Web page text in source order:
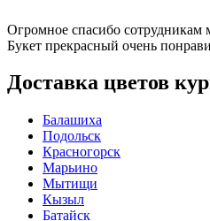
Огромное спасибо сотрудникам
Букет прекрасный очень
Доставка цветов
Балашиха
Подольск
Красногорск
Марьино
Мытищи
Кызыл
Батайск